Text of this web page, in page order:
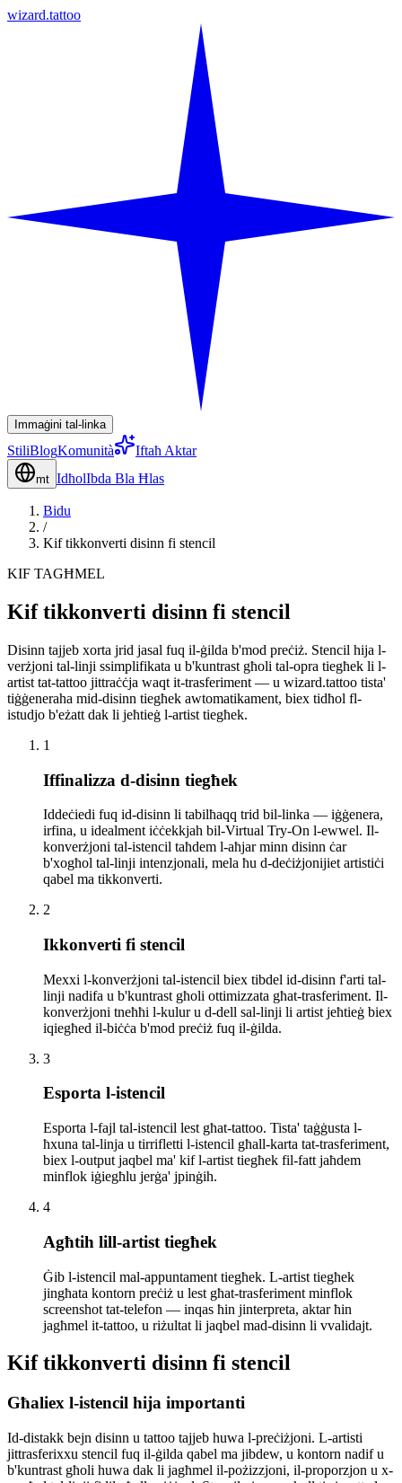
wizard.tattoo
Immaġini tal-linka
StiliBlogKomunità Iftaħ Aktar
mt IdħolIbda Bla Ħlas
Bidu
/
Kif tikkonverti disinn fi stencil
KIF TAGĦMEL
Kif tikkonverti disinn fi stencil
Disinn tajjeb xorta jrid jasal fuq il-ġilda b'mod preċiż. Stencil hija l-
verżjoni tal-linji ssimplifikata u b'kuntrast għoli tal-opra tiegħek li l-
artist tat-tattoo jittraċċja waqt it-trasferiment — u wizard.tattoo tista'
tiġġeneraha mid-disinn tiegħek awtomatikament, biex tidħol fl-
istudjo b'eżatt dak li jeħtieġ l-artist tiegħek.
1
Iffinalizza d-disinn tiegħek
Iddeċiedi fuq id-disinn li tabilħaqq trid bil-linka — iġġenera,
irfina, u idealment iċċekkjah bil-Virtual Try-On l-ewwel. Il-
konverżjoni tal-istencil taħdem l-aħjar minn disinn ċar
b'xogħol tal-linji intenzjonali, mela ħu d-deċiżjonijiet artistiċi
qabel ma tikkonverti.
2
Ikkonverti fi stencil
Mexxi l-konverżjoni tal-istencil biex tibdel id-disinn f'arti tal-
linji nadifa u b'kuntrast għoli ottimizzata għat-trasferiment. Il-
konverżjoni tneħħi l-kulur u d-dell sal-linji li artist jeħtieġ biex
iqiegħed il-biċċa b'mod preċiż fuq il-ġilda.
3
Esporta l-istencil
Esporta l-fajl tal-istencil lest għat-tattoo. Tista' taġġusta l-
ħxuna tal-linja u tirrifletti l-istencil għall-karta tat-trasferiment,
biex l-output jaqbel ma' kif l-artist tiegħek fil-fatt jaħdem
minflok iġiegħlu jerġa' jpinġih.
4
Agħtih lill-artist tiegħek
Ġib l-istencil mal-appuntament tiegħek. L-artist tiegħek
jingħata kontorn preċiż u lest għat-trasferiment minflok
screenshot tat-telefon — inqas ħin jinterpreta, aktar ħin
jagħmel it-tattoo, u riżultat li jaqbel mad-disinn li vvalidajt.
Kif tikkonverti disinn fi stencil
Għaliex l-istencil hija importanti
Id-distakk bejn disinn u tattoo tajjeb huwa l-preċiżjoni. L-artisti
jittrasferixxu stencil fuq il-ġilda qabel ma jibdew, u kontorn nadif u
b'kuntrast għoli huwa dak li jagħmel il-pożizzjoni, il-proporzjon u x-